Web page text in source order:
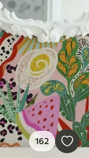
162